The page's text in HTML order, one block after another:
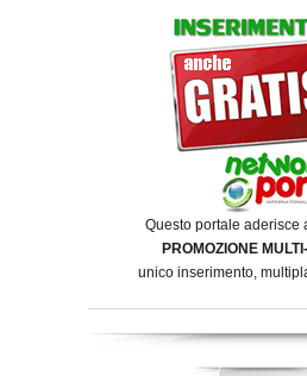
Questo portale aderisce
PROMOZIONE
unico inserimento,